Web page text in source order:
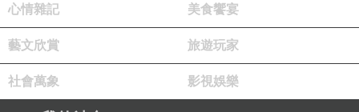
Alonso
心情雜記 美食饗宴
藝文欣賞 旅遊玩家
社會萬象 影視娛樂